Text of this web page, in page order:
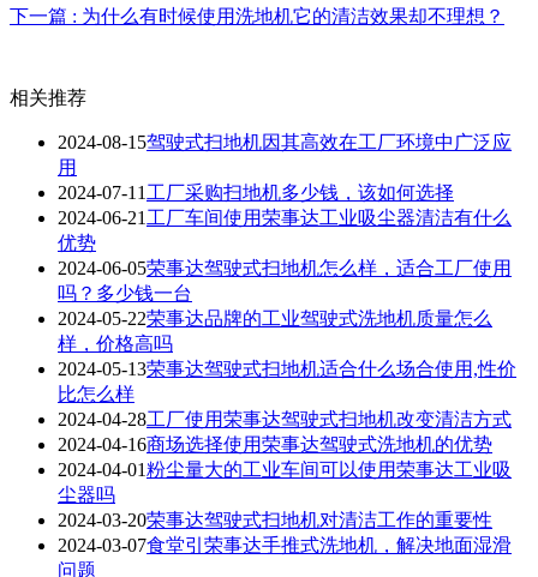
下一篇 : 为什么有时候使用洗地机它的清洁效果却不理想？
相关推荐
2024-08-15驾驶式扫地机​因其高效在工厂环境中广泛应
用
2024-07-11 工厂采购扫地机多少钱，该如何选择
2024-06-21 工厂车间使用荣事达工业吸尘器清洁有什么
优势
2024-06-05荣事达驾驶式扫地机怎么样，适合工厂使用
吗？多少钱一台
2024-05-22荣事达品牌的工业驾驶式洗地机质量怎么
样，价格高吗
2024-05-13荣事达驾驶式扫地机适合什么场合使用,性价
比怎么样
2024-04-28工厂使用荣事达驾驶式扫地机改变清洁方式
2024-04-16商场选择使用荣事达驾驶式洗地机​的优势
2024-04-01粉尘量大的工业车间可以使用荣事达工业吸
尘器吗
2024-03-20荣事达驾驶式扫地机对清洁工作的重要性
2024-03-07食堂引荣事达手推式洗地机，解决地面湿滑
问题